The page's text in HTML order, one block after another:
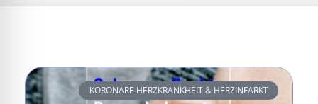
KORONARE HERZKRANKHEIT & HERZINFARKT